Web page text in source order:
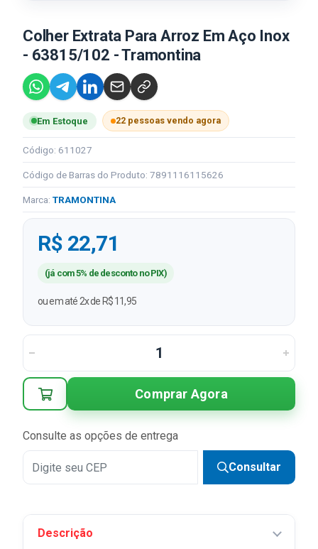
Colher Extrata Para Arroz Em Aço Inox
- 63815/102 - Tramontina
Em Estoque 22 pessoas vendo agora
Código: 611027
Código de Barras do Produto: 7891116115626
Marca: TRAMONTINA
R$ 22,71
(já com 5% de desconto no PIX)
ou em até 2x de R$ 11,95
Comprar Agora
Consulte as opções de entrega
Consultar
Descrição